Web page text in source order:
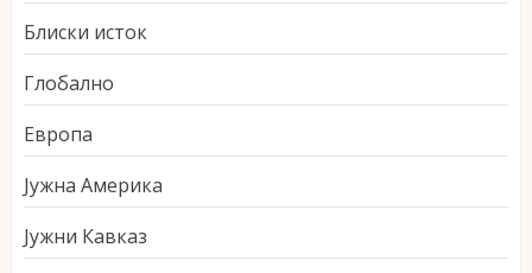
Блиски исток
Глобално
Европа
Јужна Америка
Јужни Кавказ